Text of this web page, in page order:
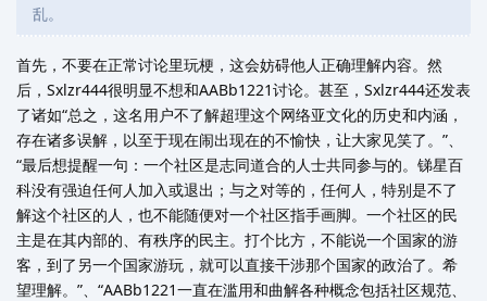
乱。
首先，不要在正常讨论里玩梗，这会妨碍他人正确理解内容。然
后，Sxlzr444很明显不想和AABb1221讨论。甚至，Sxlzr444还发表
了诸如“总之，这名用户不了解超理这个网络亚文化的历史和内涵，
存在诸多误解，以至于现在闹出现在的不愉快，让大家见笑了。”、
“最后想提醒一句：一个社区是志同道合的人士共同参与的。锑星百
科没有强迫任何人加入或退出；与之对等的，任何人，特别是不了
解这个社区的人，也不能随便对一个社区指手画脚。一个社区的民
主是在其内部的、有秩序的民主。打个比方，不能说一个国家的游
客，到了另一个国家游玩，就可以直接干涉那个国家的政治了。希
望理解。”、“AABb1221一直在滥用和曲解各种概念包括社区规范、